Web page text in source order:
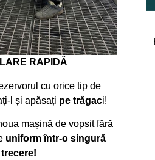
RAPIDĂ
cu orice tip de
l și apăsați pe trăgaci!
mașină de vopsit fără
uniform într-o singură
trecere!